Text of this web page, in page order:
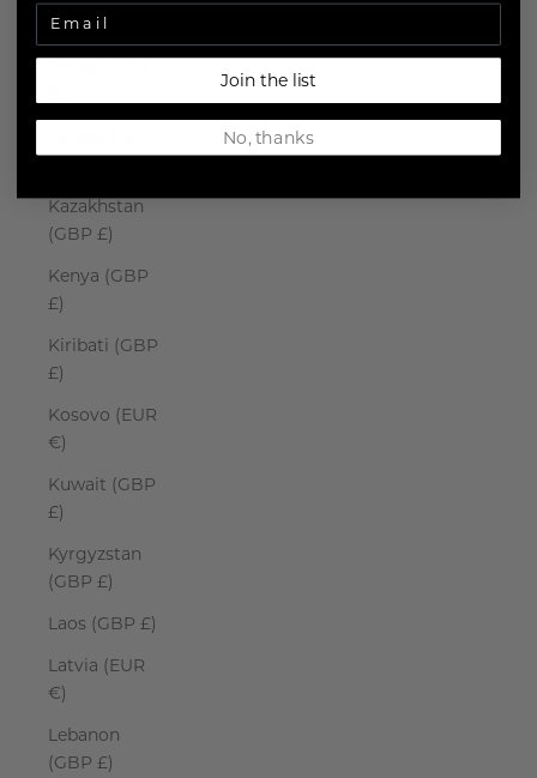
Japan (JPY ¥)
Kazakhstan
(GBP £)
Kenya (GBP
£)
Kiribati (GBP
£)
Kosovo (EUR
€)
Kuwait (GBP
£)
Kyrgyzstan
(GBP £)
Laos (GBP £)
Latvia (EUR
€)
Lebanon
(GBP £)
Join the list
No, thanks